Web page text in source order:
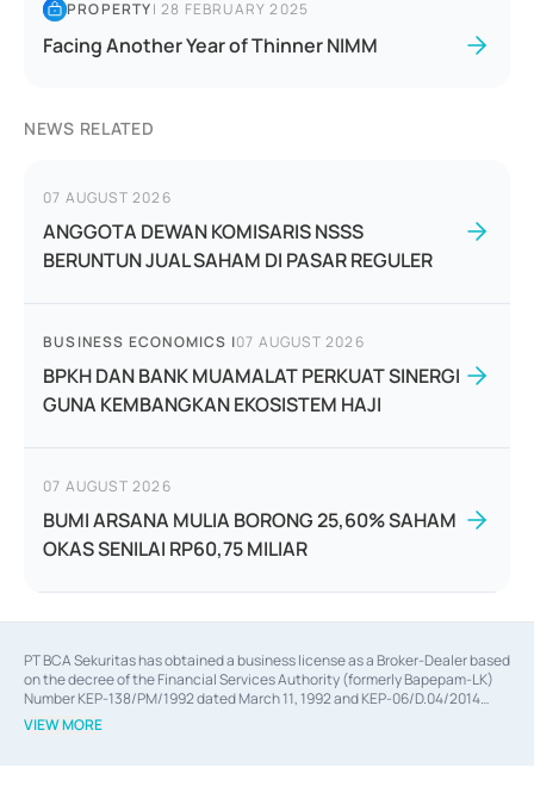
PROPERTY|28 FEBRUARY 2025
Facing Another Year of Thinner NIMM
NEWS RELATED
07 AUGUST 2026
ANGGOTA DEWAN KOMISARIS NSSS
BERUNTUN JUAL SAHAM DI PASAR REGULER
BUSINESS ECONOMICS |07 AUGUST 2026
BPKH DAN BANK MUAMALAT PERKUAT SINERGI
GUNA KEMBANGKAN EKOSISTEM HAJI
07 AUGUST 2026
BUMI ARSANA MULIA BORONG 25,60% SAHAM
OKAS SENILAI RP60,75 MILIAR
PT BCA Sekuritas has obtained a business license as a Broker-Dealer based
on the decree of the Financial Services Authority (formerly Bapepam-LK)
Number KEP-138/PM/1992 dated March 11, 1992 and KEP-06/D.04/2014
dated February 28, 2014, a business license as an Underwriter based on the
decree of the Financial Services Authority Number KEP-12/PM/PEE/1997
VIEW MORE